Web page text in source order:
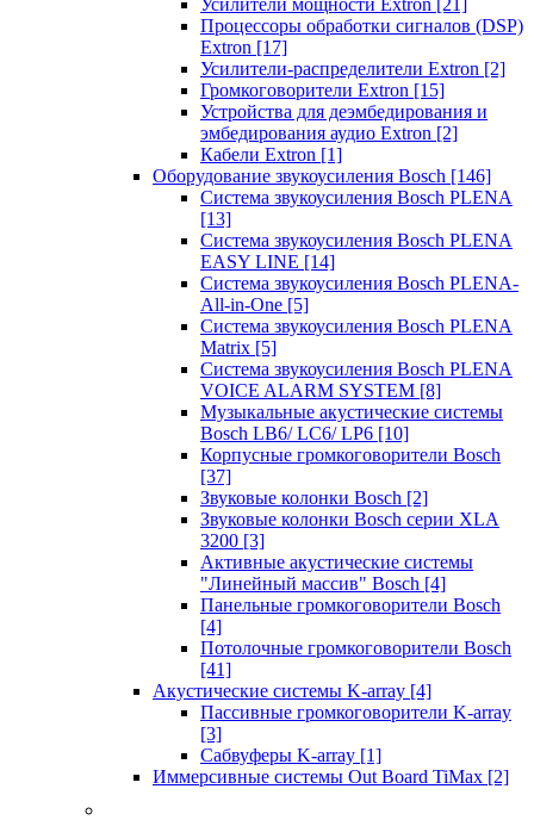
Усилители мощности Extron [21]
Процессоры обработки сигналов (DSP)
Extron [17]
Усилители-распределители Extron [2]
Громкоговорители Extron [15]
Устройства для деэмбедирования и
эмбедирования аудио Extron [2]
Кабели Extron [1]
Оборудование звукоусиления Bosch [146]
Система звукоусиления Bosch PLENA
[13]
Система звукоусиления Bosch PLENA
EASY LINE [14]
Система звукоусиления Bosch PLENA-
All-in-One [5]
Система звукоусиления Bosch PLENA
Matrix [5]
Система звукоусиления Bosch PLENA
VOICE ALARM SYSTEM [8]
Музыкальные акустические системы
Bosch LB6/ LC6/ LP6 [10]
Корпусные громкоговорители Bosch
[37]
Звуковые колонки Bosch [2]
Звуковые колонки Bosch серии XLA
3200 [3]
Активные акустические системы
"Линейный массив" Bosch [4]
Панельные громкоговорители Bosch
[4]
Потолочные громкоговорители Bosch
[41]
Акустические системы K-array [4]
Пассивные громкоговорители K-array
[3]
Сабвуферы K-array [1]
Иммерсивные системы Out Board TiMax [2]